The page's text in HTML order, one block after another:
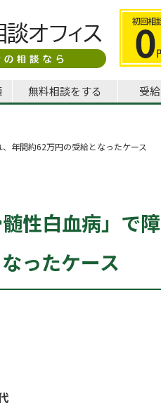
無料相談をする 受
年間約62万円の受給となったケース
髄性白血病」で
ったケース